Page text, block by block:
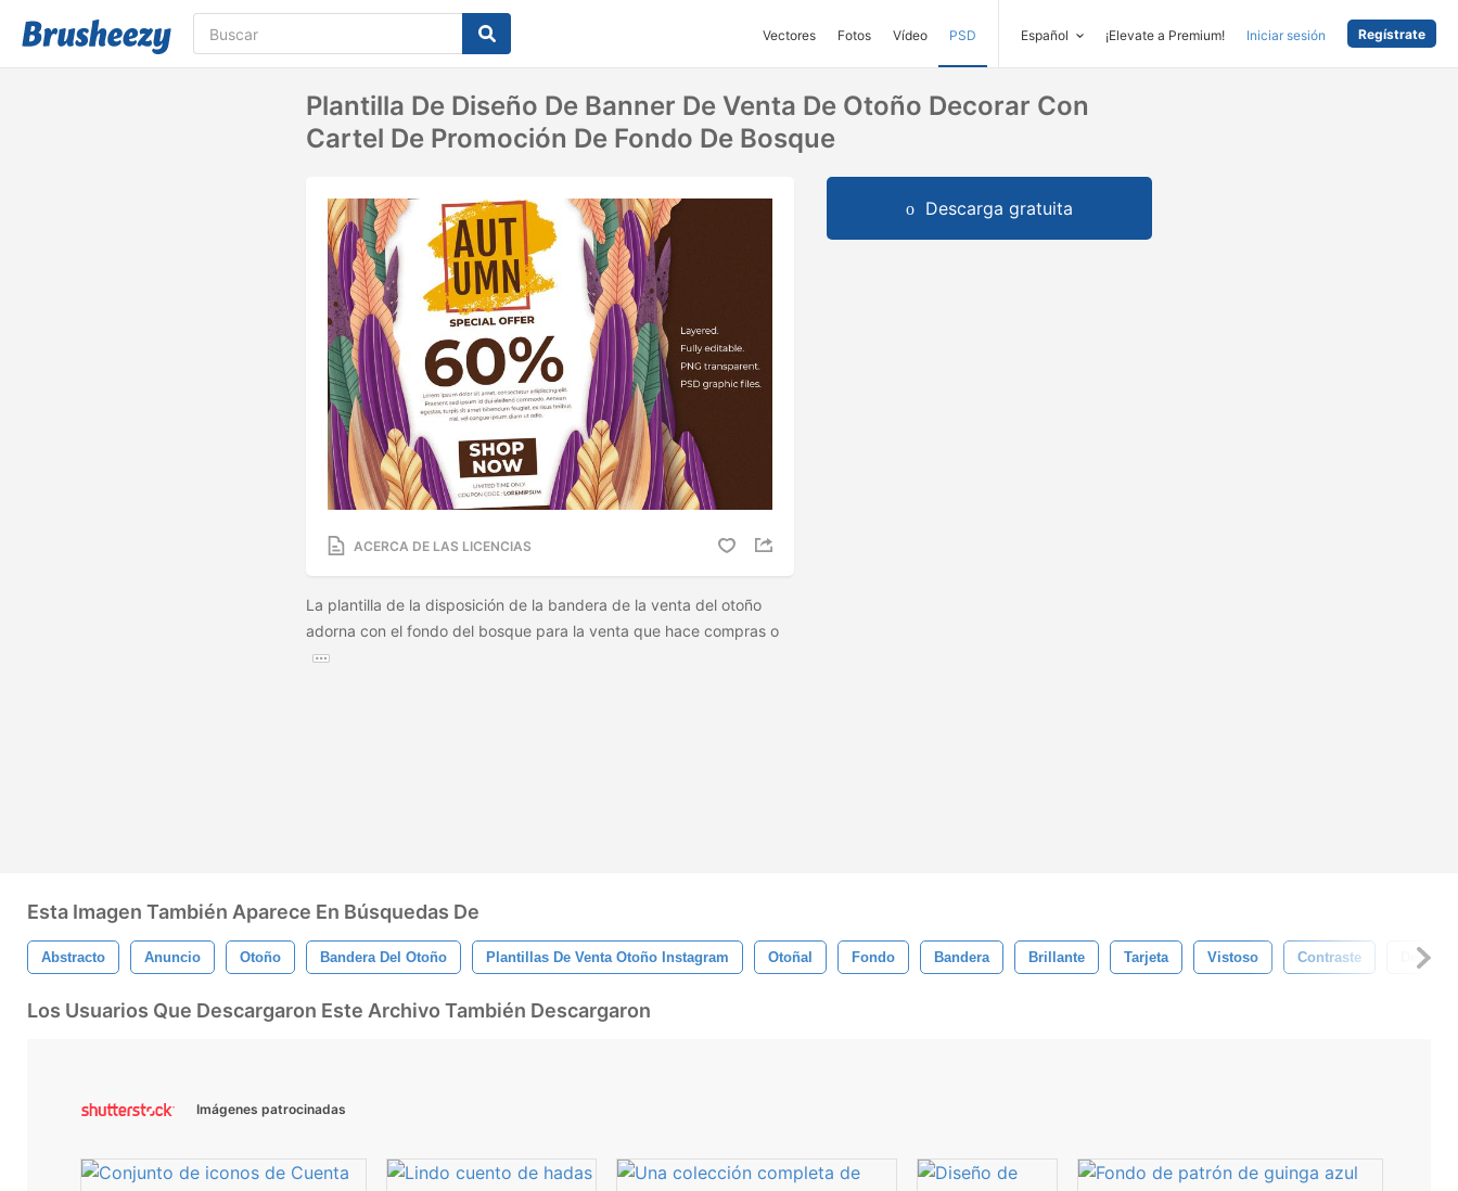
Vectores Fotos Vídeo PSD Español ¡Elevate a Premium! Iniciar sesión Regístrate
Plantilla De Diseño De Banner De Venta De Otoño Decorar Con
Cartel De Promoción De Fondo De Bosque
ACERCA DE LAS LICENCIAS
La plantilla de la disposición de la bandera de la venta del otoño
adorna con el fondo del bosque para la venta que hace compras o
Descarga gratuita
Esta Imagen También Aparece En Búsquedas De
Abstracto Anuncio Otoño Bandera Del Otoño Plantillas De Venta Otoño Instagram Otoñal Fondo Bandera Brillante Tarjeta Vistoso Contraste
Los Usuarios Que Descargaron Este Archivo También Descargaron
Imágenes patrocinadas